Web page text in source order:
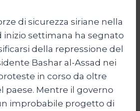
di sicurezza siriane nella
inizio settimana ha segnato
della repressione del
Bashar al-Assad nei
in corso da oltre
paese. Mentre il governo
improbabile progetto di